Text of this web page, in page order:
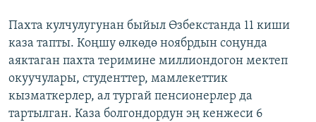
Пахта кулчулугунан быйыл Өзбекстанда 11 киши
каза тапты. Коңшу өлкөдө ноябрдын соңунда
аяктаган пахта теримине миллиондогон мектеп
окуучулары, студенттер, мамлекеттик
кызматкерлер, ал тургай пенсионерлер да
тартылган. Каза болгондордун эң кенжеси 6